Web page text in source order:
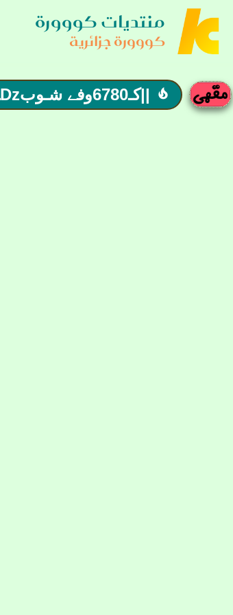
منتديات كووورة
كووورة جزائرية
 ||كـ6780وفے شـوبDzـے||“‏عيد اضحى مبارك الّلهم انصر إخواننا في فلسطين